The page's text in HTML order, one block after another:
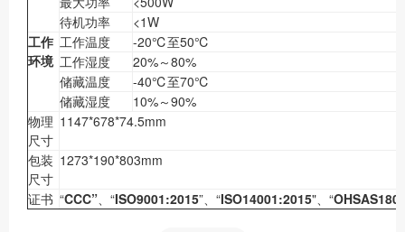
待机功率
<1W
工作
环境
工作温度
-20℃至50℃
工作湿度
20%～80%
储藏温度
-40℃至70℃
储藏湿度
10%～90%
物理
尺寸
1147*678*74.5mm
包装
尺寸
1273*190*803mm
证书 “CCC” 、“ISO9001:2015”、“ISO14001:2015"、“